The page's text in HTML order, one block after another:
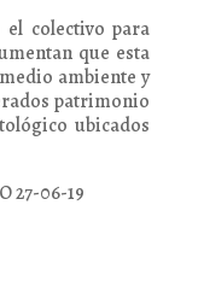
colectivo para
que esta
ambiente y
patrimonio
ubicados
27-06-19